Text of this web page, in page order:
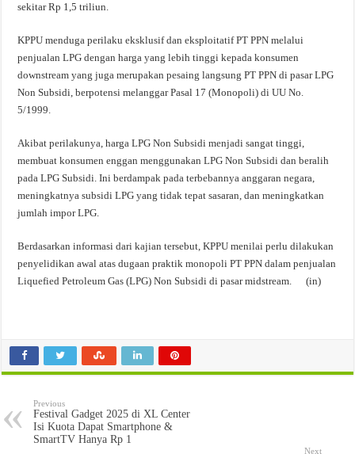
sekitar Rp 1,5 triliun.
KPPU menduga perilaku eksklusif dan eksploitatif PT PPN melalui
penjualan LPG dengan harga yang lebih tinggi kepada konsumen
downstream yang juga merupakan pesaing langsung PT PPN di pasar LPG
Non Subsidi, berpotensi melanggar Pasal 17 (Monopoli) di UU No.
5/1999.
Akibat perilakunya, harga LPG Non Subsidi menjadi sangat tinggi,
membuat konsumen enggan menggunakan LPG Non Subsidi dan beralih
pada LPG Subsidi. Ini berdampak pada terbebannya anggaran negara,
meningkatnya subsidi LPG yang tidak tepat sasaran, dan meningkatkan
jumlah impor LPG.
Berdasarkan informasi dari kajian tersebut, KPPU menilai perlu dilakukan
penyelidikan awal atas dugaan praktik monopoli PT PPN dalam penjualan
Liquefied Petroleum Gas (LPG) Non Subsidi di pasar midstream. (in)
Previous
Festival Gadget 2025 di XL Center
Isi Kuota Dapat Smartphone &
SmartTV Hanya Rp 1
Next